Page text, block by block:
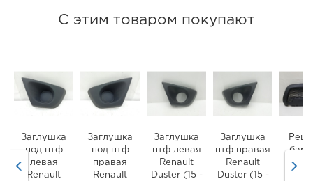
С этим товаром покупают
Заглушка
под птф
левая
Renault
Заглушка
под птф
правая
Renault
Заглушка
птф левая
Renault
Duster (15 -
Заглушка
птф правая
Renault
Duster (15 -